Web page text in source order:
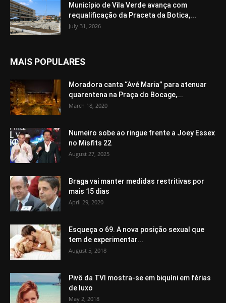
Município de Vila Verde avança com
requalificação da Praceta da Botica,...
July 31, 2026
MAIS POPULARES
Moradora canta “Avé Maria” para atenuar
quarentena na Praça do Bocage,...
March 18, 2020
Numeiro sobe ao ringue frente a Joey Essex
no Misfits 22
August 27, 2025
Braga vai manter medidas restritivas por
mais 15 dias
April 29, 2020
Esqueça o 69. A nova posição sexual que
tem de experimentar...
August 5, 2018
Pivô da TVI mostra-se em biquíni em férias
de luxo
May 2, 2018